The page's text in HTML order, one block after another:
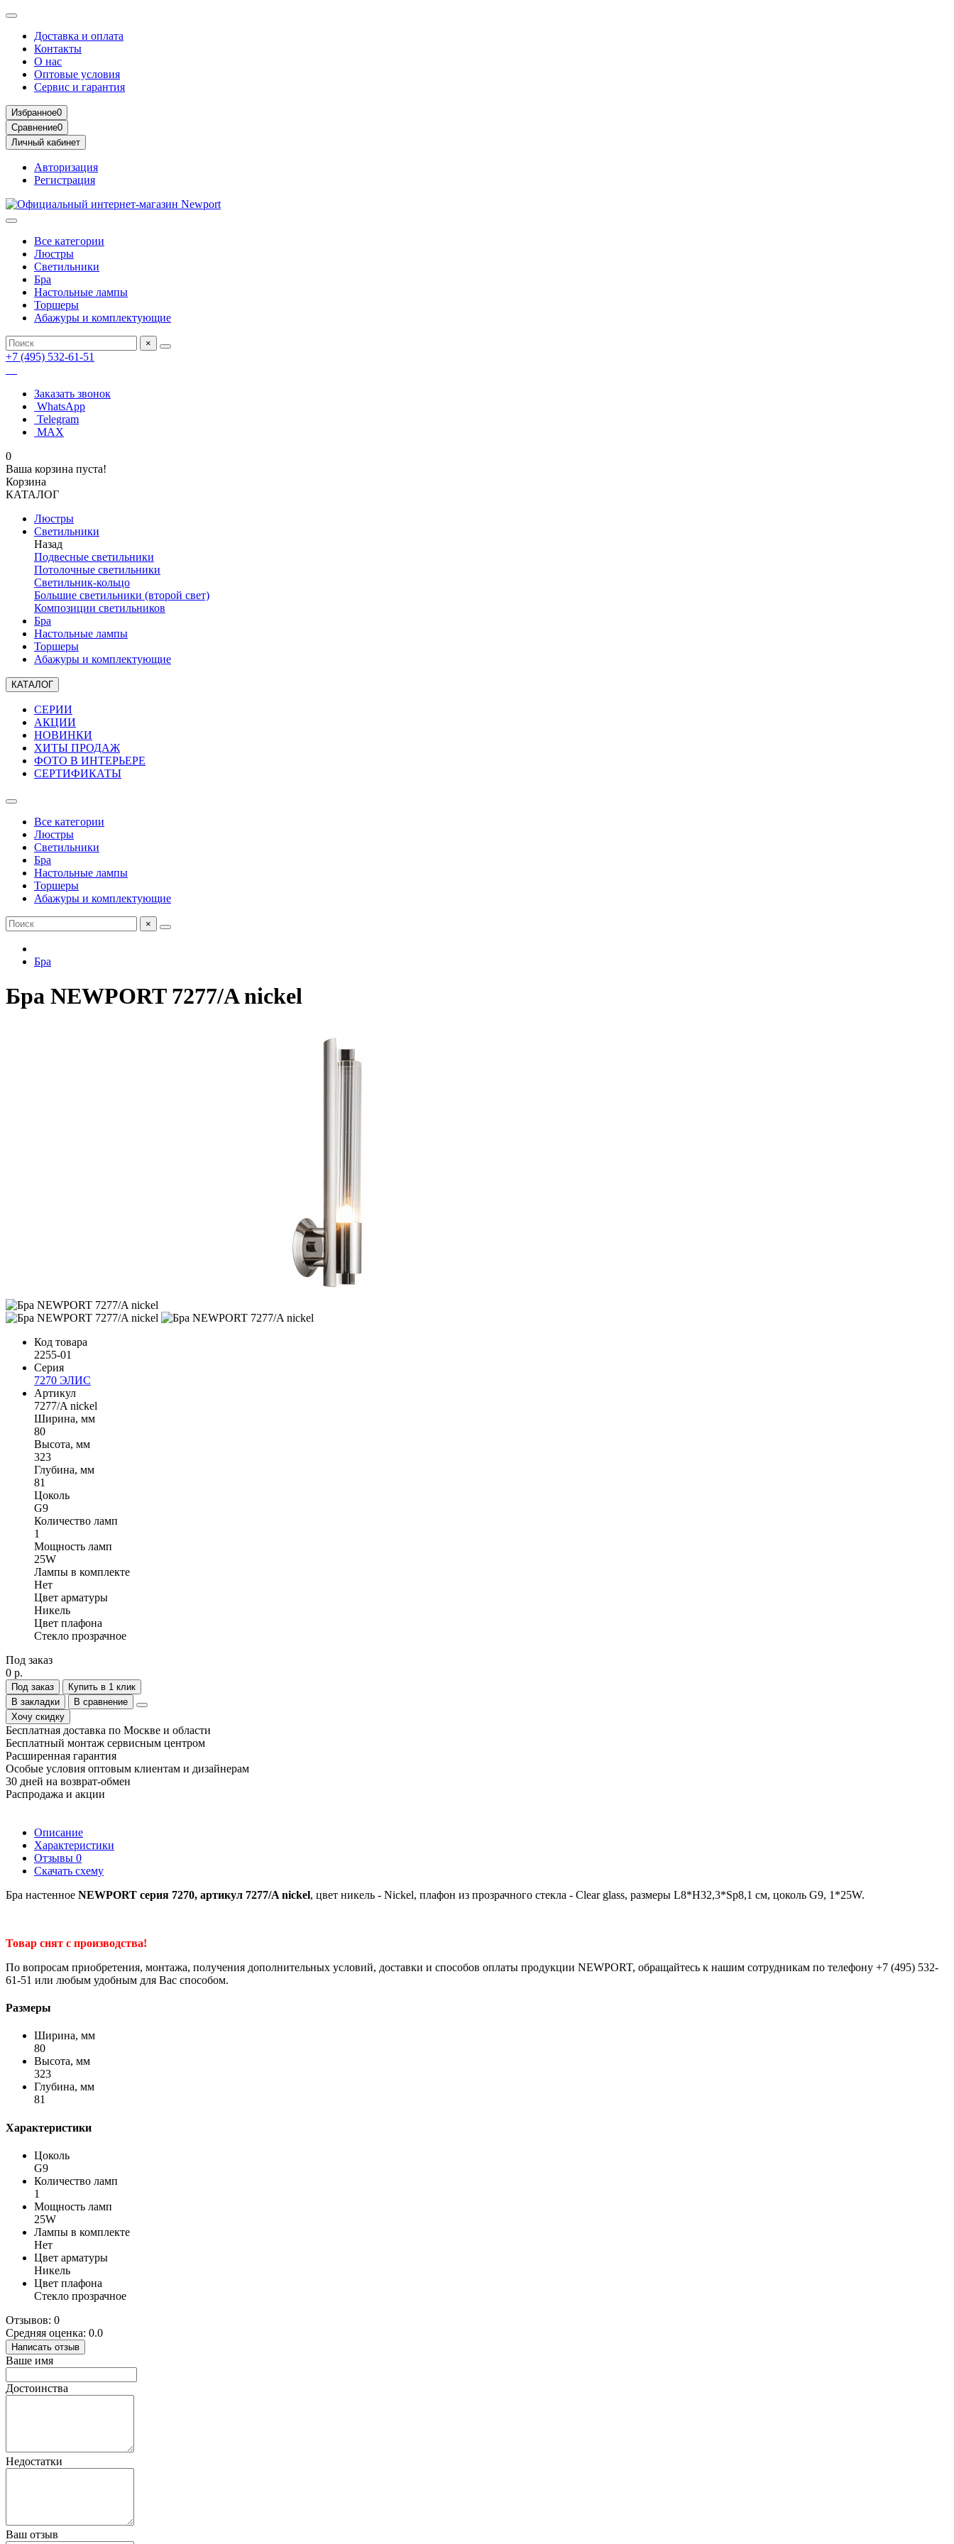
Доставка и оплата
Контакты
О нас
Оптовые условия
Сервис и гарантия
Избранное0
Сравнение0
Личный кабинет
Авторизация
Регистрация
Все категории
Люстры
Светильники
Бра
Настольные лампы
Торшеры
Абажуры и комплектующие
×
+7 (495) 532-61-51
Заказать звонок
WhatsApp
Telegram
MAX
0
Ваша корзина пуста!
Корзина
КАТАЛОГ
Люстры
Светильники
Назад
Подвесные светильники
Потолочные светильники
Светильник-кольцо
Большие светильники (второй свет)
Композиции светильников
Бра
Настольные лампы
Торшеры
Абажуры и комплектующие
КАТАЛОГ
СЕРИИ
АКЦИИ
НОВИНКИ
ХИТЫ ПРОДАЖ
ФОТО В ИНТЕРЬЕРЕ
СЕРТИФИКАТЫ
Все категории
Люстры
Светильники
Бра
Настольные лампы
Торшеры
Абажуры и комплектующие
×
Бра
Бра NEWPORT 7277/A nickel
Код товара
2255-01
Серия
7270 ЭЛИС
Артикул
7277/A nickel
Ширина, мм
80
Высота, мм
323
Глубина, мм
81
Цоколь
G9
Количество ламп
1
Мощность ламп
25W
Лампы в комплекте
Нет
Цвет арматуры
Никель
Цвет плафона
Стекло прозрачное
Под заказ
0 р.
Под заказ
Купить в 1 клик
В закладки
В сравнение
Хочу скидку
Бесплатная доставка по Москве и области
Бесплатный монтаж сервисным центром
Расширенная гарантия
Особые условия оптовым клиентам и дизайнерам
30 дней на возврат-обмен
Распродажа и акции
Описание
Характеристики
Отзывы 0
Скачать схему
Бра настенное NEWPORT серия 7270, артикул 7277/A nickel, цвет никель - Nickel, плафон из прозрачного стекла - Clear glass, размеры L8*H32,3*Sp8,1 см, цоколь G9, 1*25W.
Товар снят с производства!
По вопросам приобретения, монтажа, получения дополнительных условий, доставки и способов оплаты продукции NEWPORT, обращайтесь к нашим сотрудникам по телефону +7 (495) 532-
61-51 или любым удобным для Вас способом.
Размеры
Ширина, мм
80
Высота, мм
323
Глубина, мм
81
Характеристики
Цоколь
G9
Количество ламп
1
Мощность ламп
25W
Лампы в комплекте
Нет
Цвет арматуры
Никель
Цвет плафона
Стекло прозрачное
Отзывов: 0
Средняя оценка: 0.0
Написать отзыв
Ваше имя
Достоинства
Недостатки
Ваш отзыв